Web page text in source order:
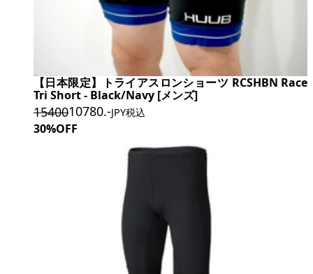
【日本限定】トライアスロンショーツ RCSHBN Race
Tri Short - Black/Navy [メンズ]
1540010780.-JPY税込
30%OFF